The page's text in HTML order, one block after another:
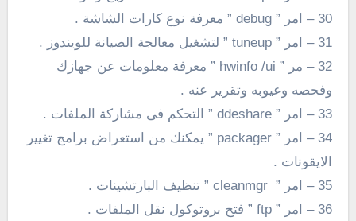
30 – امر ” debug ” معرفة نوع كارات الشاشة .
31 – امر ” tuneup ” لتشغيل معالجة الصيانة للويندوز .
32 – مر ” hwinfo /ui ” معرفة معلومات عن جهازك
وفحصه وعيوبه وتقرير عنه .
33 – امر ” ddeshare ” التحكم فى مشاركة الملفات .
34 – امر ” packager ” يمكنك من استعراض برامج تغيير
الايقونات .
35 – امر ” cleanmgr ” تنظيف البارتشينات .
36 – امر ” ftp ” فتح بروتوكول نقل الملفات .